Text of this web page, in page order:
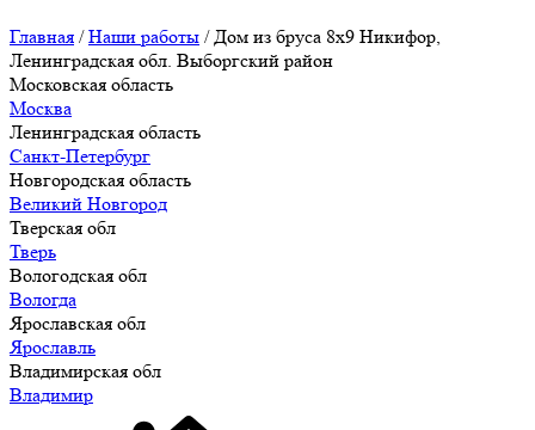
Главная /Наши работы /Дом из бруса 8х9 Никифор,
Ленинградская обл. Выборгский район
Московская область
Москва
Ленинградская область
Санкт-Петербург
Новгородская область
Великий Новгород
Тверская обл
Тверь
Вологодская обл
Вологда
Ярославская обл
Ярославль
Владимирская обл
Владимир